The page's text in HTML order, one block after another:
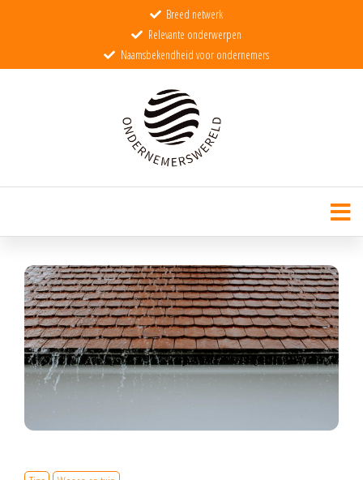
Breed netwerk
Relevante onderwerpen
Naamsbekendheid voor ondernemers
OndernemerswereldDe wereld voor echte ondernemers